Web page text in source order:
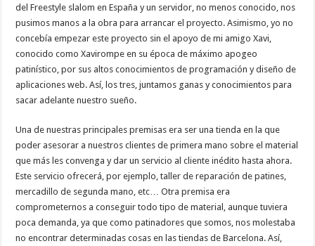
del Freestyle slalom en España y un servidor, no menos conocido, nos
pusimos manos a la obra para arrancar el proyecto. Asimismo, yo no
concebía empezar este proyecto sin el apoyo de mi amigo Xavi,
conocido como Xavirompe en su época de máximo apogeo
patinístico, por sus altos conocimientos de programación y diseño de
aplicaciones web. Así, los tres, juntamos ganas y conocimientos para
sacar adelante nuestro sueño.
Una de nuestras principales premisas era ser una tienda en la que
poder asesorar a nuestros clientes de primera mano sobre el material
que más les convenga y dar un servicio al cliente inédito hasta ahora.
Este servicio ofrecerá, por ejemplo, taller de reparación de patines,
mercadillo de segunda mano, etc… Otra premisa era
comprometernos a conseguir todo tipo de material, aunque tuviera
poca demanda, ya que como patinadores que somos, nos molestaba
no encontrar determinadas cosas en las tiendas de Barcelona. Así,